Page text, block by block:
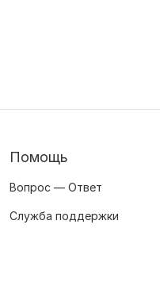
Помощь
Вопрос — Ответ
Служба поддержки